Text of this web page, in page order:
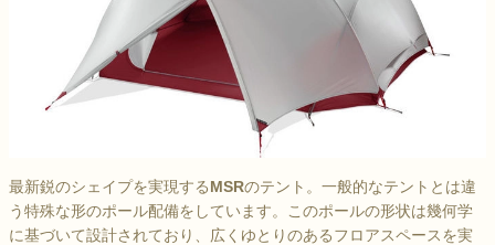
最新鋭のシェイプを実現するMSRのテント。一般的なテントとは違
う特殊な形のポール配備をしています。このポールの形状は幾何学
に基づいて設計されており、広くゆとりのあるフロアスペースを実